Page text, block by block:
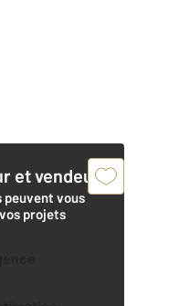
et vendeur,
peuvent vous
projets